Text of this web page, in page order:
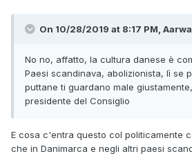
On 10/28/2019 at 8:17 PM,
No no, affatto, la cultura danese è
Paesi scandinava, abolizionista, lì se
puttane ti guardano male
presidente del Consiglio
E cosa c'entra questo col politicamente
che in Danimarca e negli altri paesi